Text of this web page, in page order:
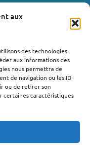
aux
des technologies
aux informations des
nous permettra de
de navigation ou les ID
ou de retirer son
caractéristiques
?